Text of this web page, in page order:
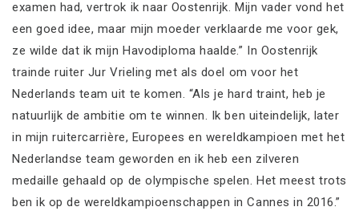
examen had, vertrok ik naar Oostenrijk. Mijn vader vond het
een goed idee, maar mijn moeder verklaarde me voor gek,
ze wilde dat ik mijn Havodiploma haalde.” In Oostenrijk
trainde ruiter Jur Vrieling met als doel om voor het
Nederlands team uit te komen. “Als je hard traint, heb je
natuurlijk de ambitie om te winnen. Ik ben uiteindelijk, later
in mijn ruitercarrière, Europees en wereldkampioen met het
Nederlandse team geworden en ik heb een zilveren
medaille gehaald op de olympische spelen. Het meest trots
ben ik op de wereldkampioenschappen in Cannes in 2016.”